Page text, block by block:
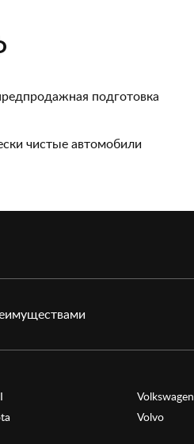
подготовка
чистые автомобили
Volkswagen
Volvo